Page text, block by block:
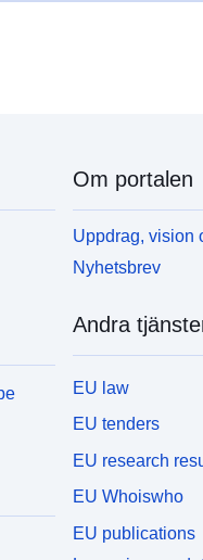
Om portalen
Uppdrag, vision
Nyhetsbrev
Andra
EU law
EU tenders
EU research
EU Whoiswho
EU publications